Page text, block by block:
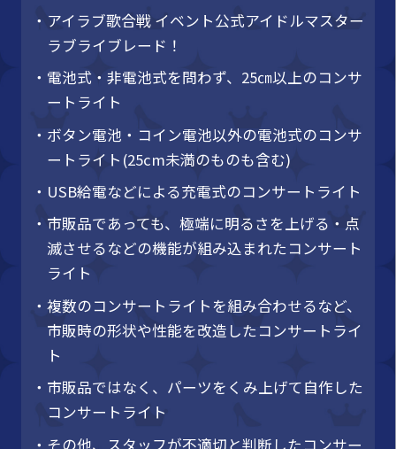
・アイラブ歌合戦 イベント公式アイドルマスター
ラブライブレード！
・電池式・非電池式を問わず、25㎝以上のコンサ
ートライト
・ボタン電池・コイン電池以外の電池式のコンサ
ートライト(25cm未満のものも含む)
・USB給電などによる充電式のコンサートライト
・市販品であっても、極端に明るさを上げる・点
滅させるなどの機能が組み込まれたコンサート
ライト
・複数のコンサートライトを組み合わせるなど、
市販時の形状や性能を改造したコンサートライ
ト
・市販品ではなく、パーツをくみ上げて自作した
コンサートライト
・その他、スタッフが不適切と判断したコンサー